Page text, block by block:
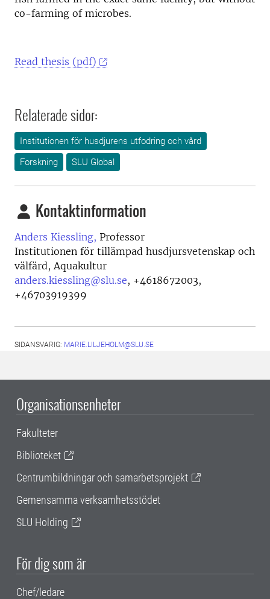
co-farming of microbes.
Read thesis (pdf)
Relaterade sidor:
Institutionen för husdjurens utfodring och vård
Forskning
SLU Global
Kontaktinformation
Anders Kiessling, Professor
Institutionen för tillämpad husdjursvetenskap och
välfärd, Aquakultur
anders.kiessling@slu.se, +4618672003,
+46703919399
SIDANSVARIG: MARIE.LILJEHOLM@SLU.SE
Organisationsenheter
Fakulteter
Biblioteket
Centrumbildningar och samarbetsprojekt
Gemensamma verksamhetsstödet
SLU Holding
För dig som är
Chef/ledare